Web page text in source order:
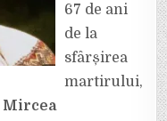
67 de ani
de la
sfârșirea
martirului,
Mircea